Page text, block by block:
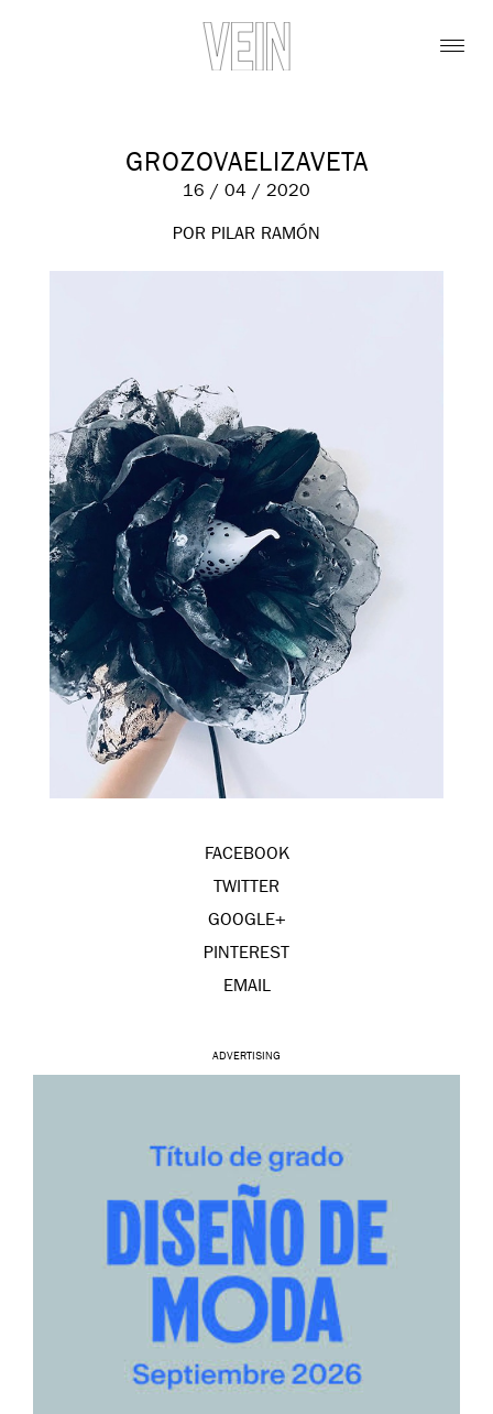
GROZOVAELIZAVETA
16 / 04 / 2020
POR PILAR RAMÓN
FACEBOOK
TWITTER
GOOGLE+
PINTEREST
EMAIL
ADVERTISING